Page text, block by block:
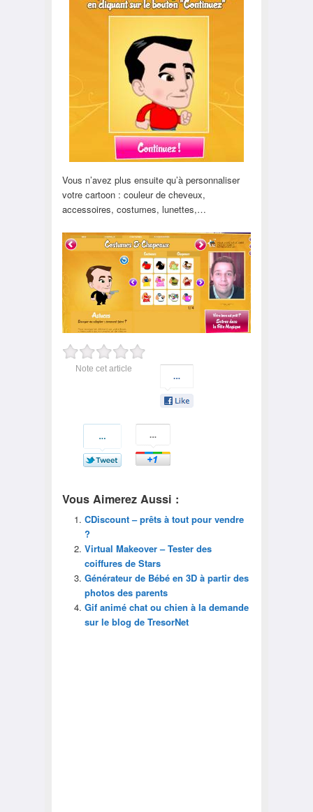
Vous n’avez plus ensuite qu’à personnaliser
votre cartoon : couleur de cheveux,
accessoires, costumes, lunettes,…
Note cet article
Vous Aimerez Aussi :
CDiscount – prêts à tout pour vendre
?
Virtual Makeover – Tester des
coiffures de Stars
Générateur de Bébé en 3D à partir des
photos des parents
Gif animé chat ou chien à la demande
sur le blog de TresorNet